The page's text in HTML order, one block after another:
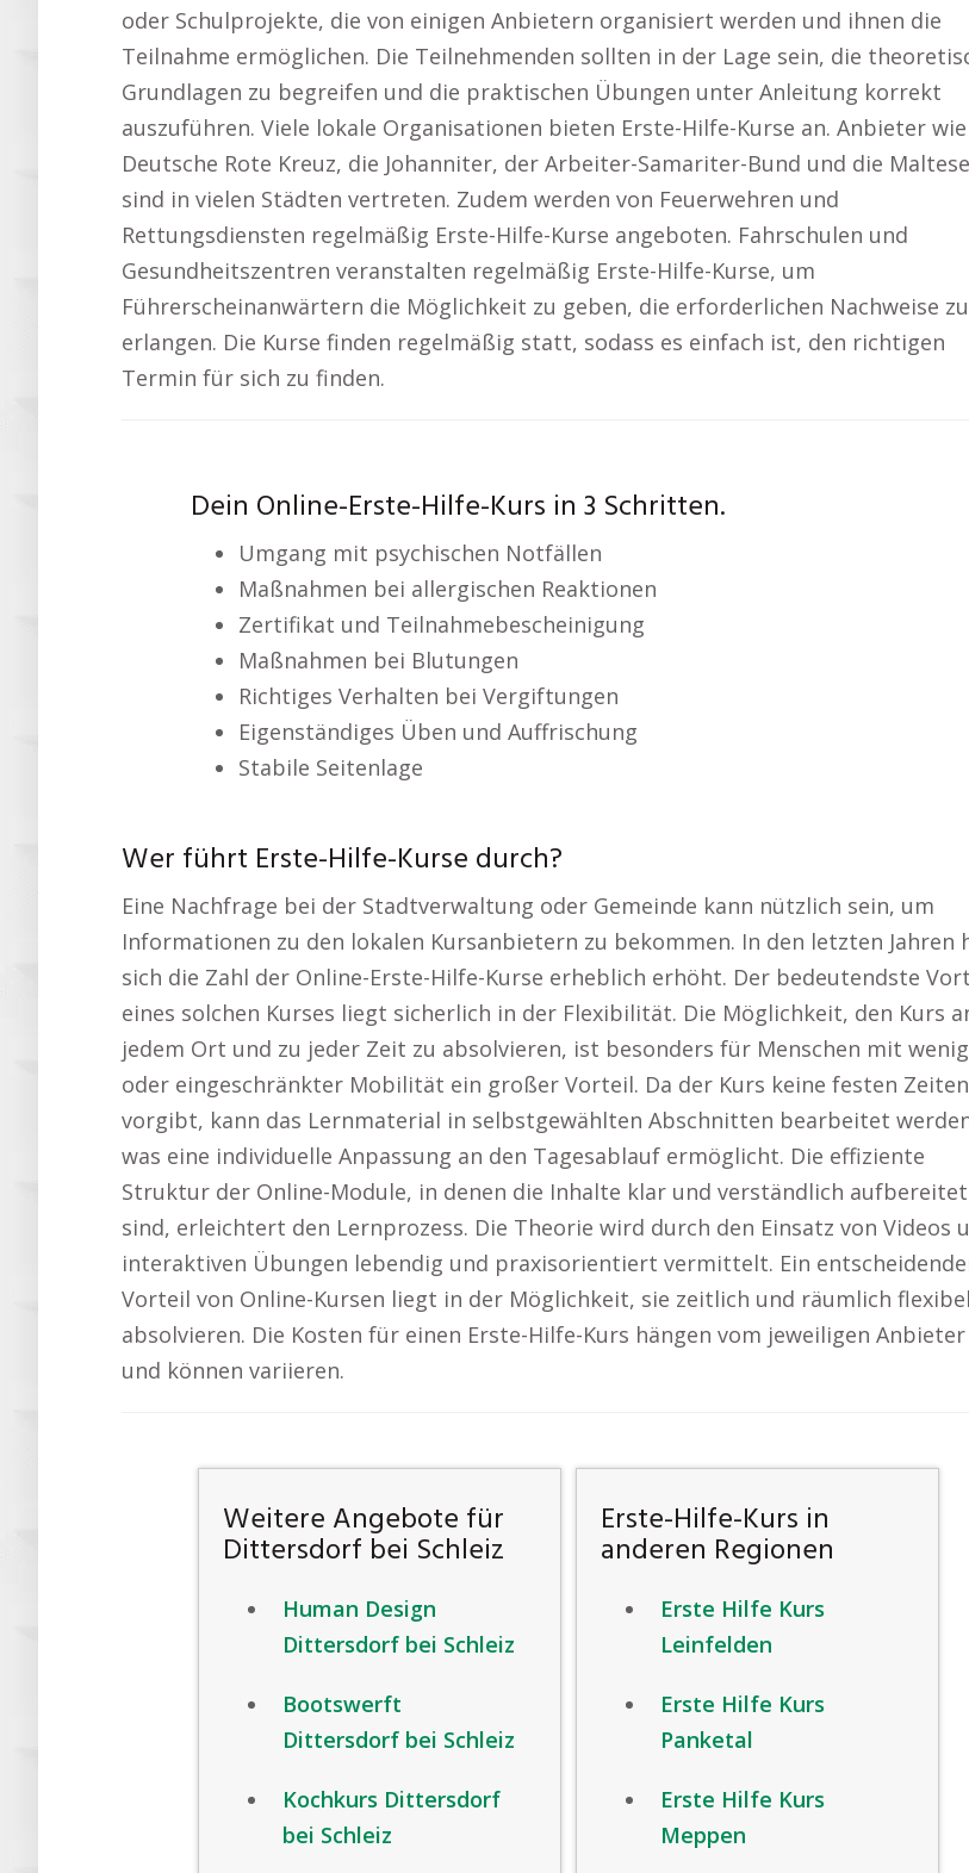
oder Schulprojekte, die von einigen Anbietern organisiert werden und ihnen die
Teilnahme ermöglichen. Die Teilnehmenden sollten in der Lage sein, die
Grundlagen zu begreifen und die praktischen Übungen unter Anleitung korrekt
auszuführen. Viele lokale Organisationen bieten Erste-Hilfe-Kurse an. Anbieter
Deutsche Rote Kreuz, die Johanniter, der Arbeiter-Samariter-Bund und die
sind in vielen Städten vertreten. Zudem werden von Feuerwehren und
Rettungsdiensten regelmäßig Erste-Hilfe-Kurse angeboten. Fahrschulen und
Gesundheitszentren veranstalten regelmäßig Erste-Hilfe-Kurse, um
Führerscheinanwärtern die Möglichkeit zu geben, die erforderlichen Nachweise zu
erlangen. Die Kurse finden regelmäßig statt, sodass es einfach ist, den richtigen
Termin für sich zu finden.
Dein Online-Erste-Hilfe-Kurs in 3 Schritten.
Umgang mit psychischen Notfällen
Maßnahmen bei allergischen Reaktionen
Zertifikat und Teilnahmebescheinigung
Maßnahmen bei Blutungen
Richtiges Verhalten bei Vergiftungen
Eigenständiges Üben und Auffrischung
Stabile Seitenlage
Wer führt Erste-Hilfe-Kurse durch?
Eine Nachfrage bei der Stadtverwaltung oder Gemeinde kann nützlich sein, um
Informationen zu den lokalen Kursanbietern zu bekommen. In den letzten Jahren
sich die Zahl der Online-Erste-Hilfe-Kurse erheblich erhöht. Der bedeutendste
eines solchen Kurses liegt sicherlich in der Flexibilität. Die Möglichkeit, den Kurs
jedem Ort und zu jeder Zeit zu absolvieren, ist besonders für Menschen mit
oder eingeschränkter Mobilität ein großer Vorteil. Da der Kurs keine festen Zeiten
vorgibt, kann das Lernmaterial in selbstgewählten Abschnitten bearbeitet
was eine individuelle Anpassung an den Tagesablauf ermöglicht. Die effiziente
Struktur der Online-Module, in denen die Inhalte klar und verständlich aufbereitet
sind, erleichtert den Lernprozess. Die Theorie wird durch den Einsatz von Videos
interaktiven Übungen lebendig und praxisorientiert vermittelt. Ein
Vorteil von Online-Kursen liegt in der Möglichkeit, sie zeitlich und räumlich
absolvieren. Die Kosten für einen Erste-Hilfe-Kurs hängen vom jeweiligen
und können variieren.
Weitere Angebote für
Dittersdorf bei Schleiz
Human Design
Dittersdorf bei Schleiz
Bootswerft
Dittersdorf bei Schleiz
Kochkurs Dittersdorf
bei Schleiz
Erste-Hilfe-Kurs in
anderen Regionen
Erste Hilfe Kurs
Leinfelden
Erste Hilfe Kurs
Panketal
Erste Hilfe Kurs
Meppen